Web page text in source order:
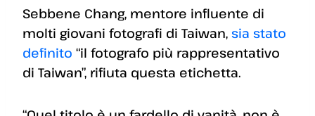
Sebbene Chang, mentore influente di
molti giovani fotografi di Taiwan, sia stato
definito “il fotografo più rappresentativo
di Taiwan”, rifiuta questa etichetta.